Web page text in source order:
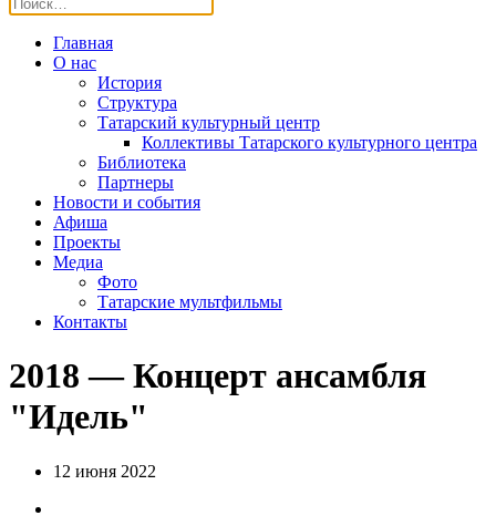
Главная
О нас
История
Структура
Татарский культурный центр
Коллективы Татарского культурного центра
Библиотека
Партнеры
Новости и события
Афиша
Проекты
Медиа
Фото
Татарские мультфильмы
Контакты
2018 — Концерт ансамбля
"Идель"
12 июня 2022